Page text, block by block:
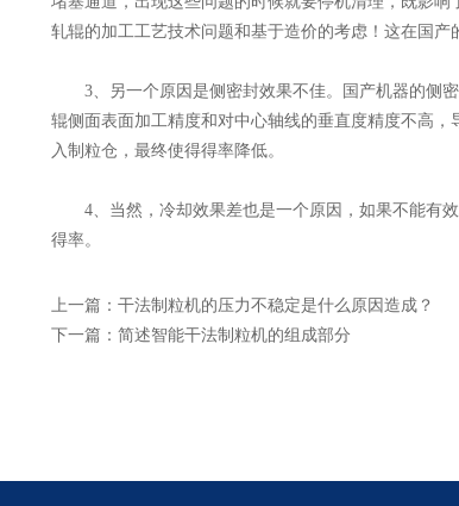
轧辊的加工工艺技术问题和基于造价的考虑！这在国产
3、另一个原因是侧密封效果不佳。国产机器的侧密
辊侧面表面加工精度和对中心轴线的垂直度精度不高
入制粒仓，最终使得得率降低。
4、当然，冷却效果差也是一个原因，如果不能有效
得率。
上一篇： 干法制粒机的压力不稳定是什么原因造成？
下一篇： 简述智能干法制粒机的组成部分